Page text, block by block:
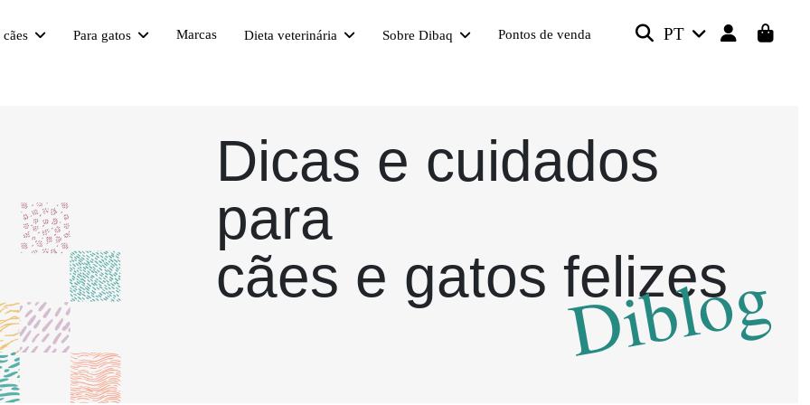
cães Para gatos Marcas Dieta veterinária Sobre Dibaq Pontos de venda PT
Dicas e cuidados
para
cães e gatos felizes
Diblog